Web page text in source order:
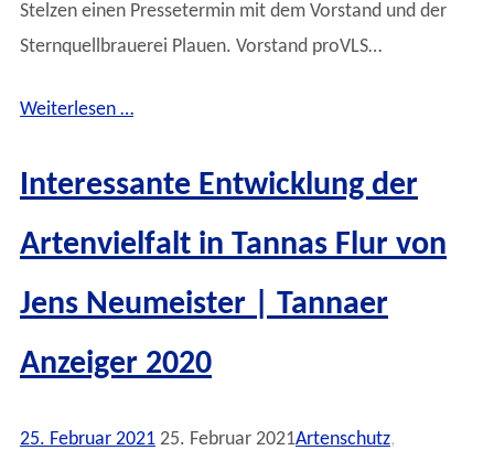
Stelzen einen Pressetermin mit dem Vorstand und der
Sternquellbrauerei Plauen. Vorstand proVLS…
Weiterlesen …
Interessante Entwicklung der
Artenvielfalt in Tannas Flur von
Jens Neumeister | Tannaer
Anzeiger 2020
25. Februar 2021 25. Februar 2021Artenschutz,